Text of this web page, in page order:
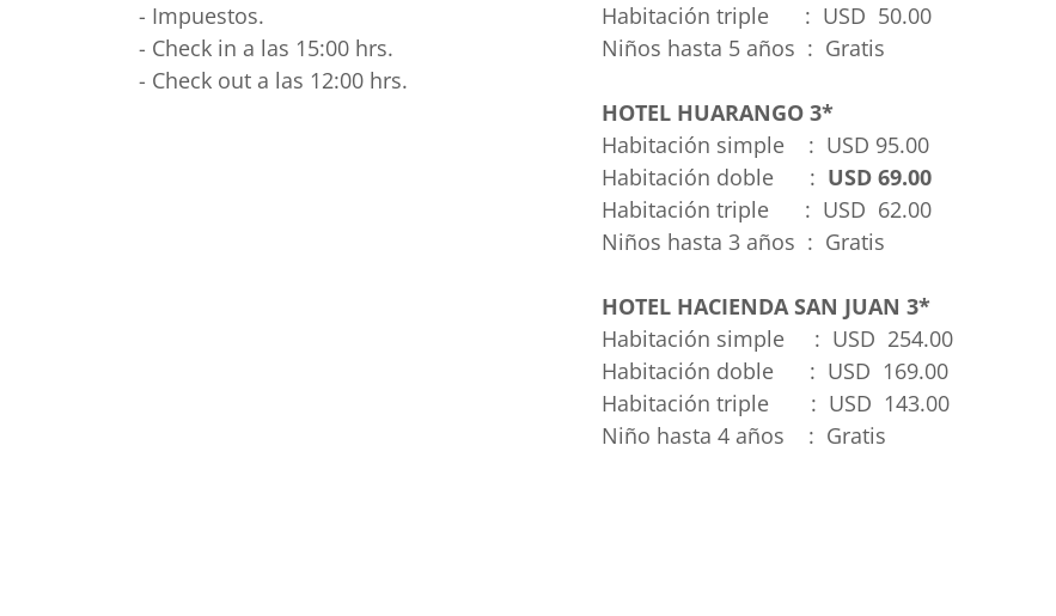
- Impuestos.
- Check in a las 15:00 hrs.
- Check out a las 12:00 hrs.
Habitación triple : USD 50.00
Niños hasta 5 años : Gratis
HOTEL HUARANGO 3*
Habitación simple : USD 95.00
Habitación doble : USD 69.00
Habitación triple : USD 62.00
Niños hasta 3 años : Gratis
HOTEL HACIENDA SAN JUAN 3*
Habitación simple : USD 254.00
Habitación doble : USD 169.00
Habitación triple : USD 143.00
Niño hasta 4 años : Gratis